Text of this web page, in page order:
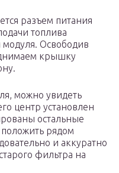
разъем питания
топлива
модуля. Освободив
крышку
можно увидеть
центр установлен
остальные
положить рядом
и аккуратно
фильтра на